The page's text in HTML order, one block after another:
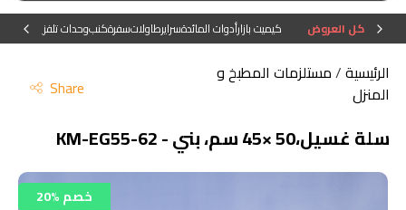
كل العروض كيميت بازارأدوات المائدةسرايرطاولاتسفرةكنبوحدات تلفزيون
الرئيسية/مستلزمات المطبخ و
المنزل
Share
سلة غسيل،50 ×45 سم، بني - KM-EG55-62
20% خصم